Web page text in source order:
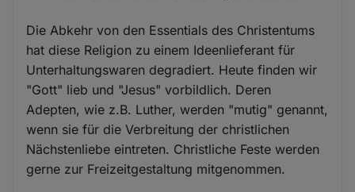
Die Abkehr von den Essentials des Christentums
hat diese Religion zu einem Ideenlieferant für
Unterhaltungswaren degradiert. Heute finden wir
"Gott" lieb und "Jesus" vorbildlich. Deren
Adepten, wie z.B. Luther, werden "mutig" genannt,
wenn sie für die Verbreitung der christlichen
Nächstenliebe eintreten. Christliche Feste werden
gerne zur Freizeitgestaltung mitgenommen.